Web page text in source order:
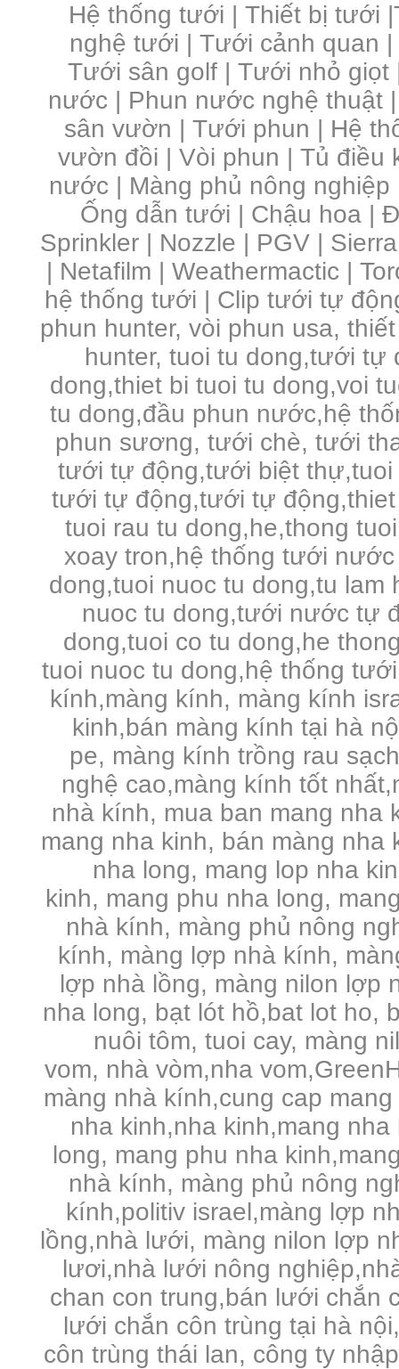
Hệ thống tưới | Thiết bị tưới |
nghệ tưới | Tưới cảnh quan |
Tưới sân golf |Tưới nhỏ giọt
nước | Phun nước nghệ thuật
sân vườn |Tưới phun | Hệ
vườn đồi | Vòi phun | Tủ điều
nước | Màng phủ nông
Ống dẫn tưới | Chậu hoa |
Sprinkler | Nozzle | PGV |
| Netafilm | Weathermactic |
hệ thống tưới | Clip tưới tự
phun hunter, vòi phun usa,
hunter, tuoi tu dong,tưới tự
dong,thiet bi tuoi tu dong,voi
tu dong,đầu phun nước,hệ
phun sương, tưới chè, tưới
tưới tự động,tưới biệt thự,tuoi
tưới tự động,tưới tự
tuoi rau tu dong,he,thong
xoay tron,hệ thống tưới
dong,tuoi nuoc tu dong,tu lam
nuoc tu dong,tưới nước tự
dong,tuoi co tu dong,he
tuoi nuoc tu dong,hệ thống
kính,màng kính, màng kính
kinh,bán màng kính tại hà
pe, màng kính trồng rau
nghệ cao,màng kính tốt
nhà kính, mua ban mang nha
mang nha kinh, bán màng nha
nha long, mang lop nha
kinh, mang phu nha long,
nhà kính, màng phủ nông
kính, màng lợp nhà kính,
lợp nhà lồng, màng nilon lợp
nha long, bạt lót hồ,bat lot ho,
nuôi tôm, tuoi cay, màng
vom, nhà vòm,nha
màng nhà kính,cung cap
nha kinh,nha kinh,mang
long, mang phu nha
nhà kính, màng phủ nông
kính,politiv israel,màng lợp
lồng,nhà lưới, màng nilon lợp
lươi,nhà lưới nông
chan con trung,bán lưới chắn
lưới chắn côn trùng tại hà
côn trùng thái lan, công ty